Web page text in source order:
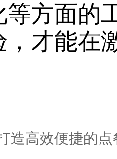
等方面的
，才能在
造高效便捷的